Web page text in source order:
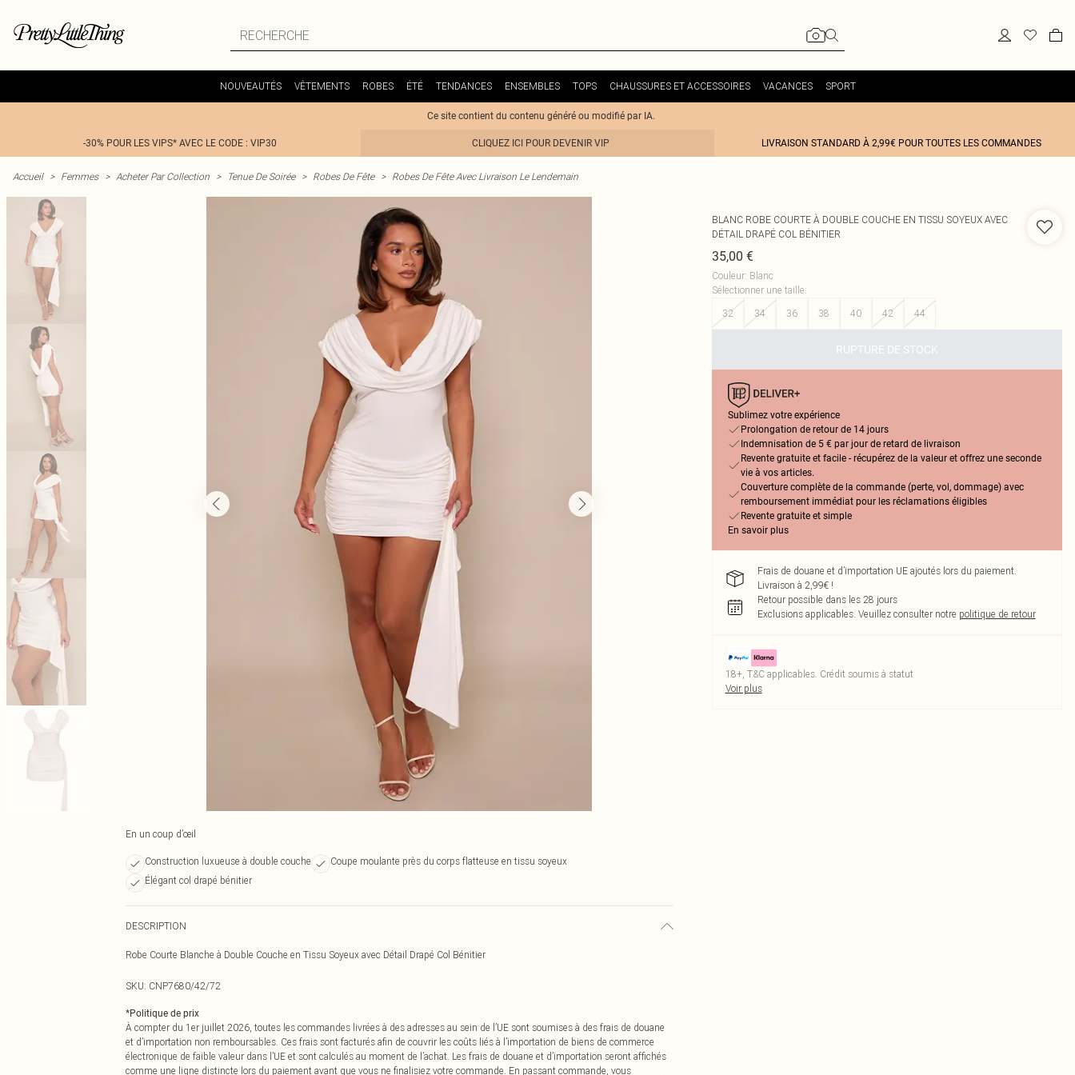
NOUVEAUTÉS VÊTEMENTS ROBES ÉTÉ TENDANCES ENSEMBLES TOPS CHAUSSURES ET ACCESSOIRES VACANCES SPORT
Ce site contient du contenu généré ou modifié par IA.
-30% POUR LES VIPS* AVEC LE CODE : VIP30 CLIQUEZ ICI POUR DEVENIR VIP LIVRAISON STANDARD À 2,99€ POUR TOUTES LES COMMANDES
Accueil > Femmes > Acheter Par Collection > Tenue De Soirée > Robes De Fête > Robes De Fête Avec Livraison Le Lendemain
En un coup d’œil
Construction luxueuse à double couche
Coupe moulante près du corps flatteuse en tissu soyeux
Élégant col drapé bénitier
DESCRIPTION
Robe Courte Blanche à Double Couche en Tissu Soyeux avec Détail Drapé Col Bénitier
SKU: CNP7680/42/72
*Politique de prix
À compter du 1er juillet 2026, toutes les commandes livrées à des adresses au sein de l’UE sont soumises à des frais de douane
et d’importation non remboursables. Ces frais sont facturés afin de couvrir les coûts liés à l’importation de biens de commerce
électronique de faible valeur dans l’UE et sont calculés au moment de l’achat. Les frais de douane et d’importation seront affichés
comme une ligne distincte lors du paiement avant que vous ne finalisiez votre commande. En passant commande, vous
BLANC ROBE COURTE À DOUBLE COUCHE EN TISSU SOYEUX AVEC
DÉTAIL DRAPÉ COL BÉNITIER
35,00 €
Couleur: Blanc
Sélectionner une taille:
32
34 36 38 40 42 44
RUPTURE DE STOCK
Sublimez votre expérience
Prolongation de retour de 14 jours
Indemnisation de 5 € par jour de retard de livraison
Revente gratuite et facile - récupérez de la valeur et offrez une seconde
vie à vos articles.
Couverture complète de la commande (perte, vol, dommage) avec
remboursement immédiat pour les réclamations éligibles
Revente gratuite et simple
En savoir plus
Frais de douane et d’importation UE ajoutés lors du paiement.
Livraison à 2,99€ !
Retour possible dans les 28 jours
Exclusions applicables. Veuillez consulter notre politique de retour
18+, T&C applicables. Crédit soumis à statut
Voir plus